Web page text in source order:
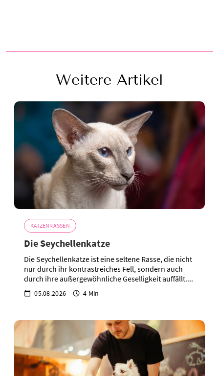
Weitere Artikel
KATZENRASSEN
Die Seychellenkatze
Die Seychellenkatze ist eine seltene Rasse, die nicht
nur durch ihr kontrastreiches Fell, sondern auch
durch ihre außergewöhnliche Geselligkeit auffällt....
05.08.2026 4 Min